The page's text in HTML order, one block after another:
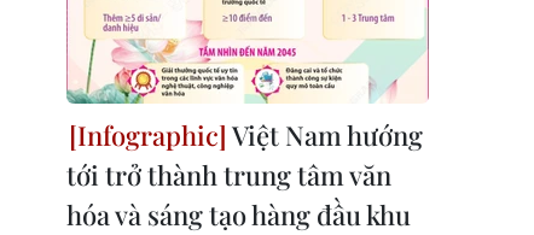
Việt Nam hướng
tới trở thành trung tâm văn
hóa và sáng tạo hàng đầu khu